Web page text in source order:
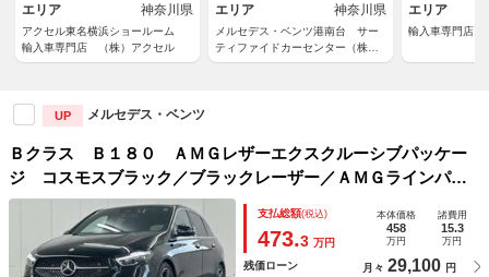
エリア
神奈川県
アクセル東名横浜ショールーム
輸入車専門店 （株）アクセル
ト
エリア
神奈川県
メルセデス・ベンツ港南台 サー
ティファイドカーセンター（株）
シュテルン世田谷
エリア
輸入車専門店
UP メルセデス・ベンツ
Ｂクラス Ｂ１８０ ＡＭＧレザーエクスクルーシブパッケー
ジ コスモスブラック／ブラックレーザー／ＡＭＧラインパッ
ケージ／ＡＭＧレザーエクスクルーシブパッケージ／アダプテ
ィブダハイビームアシスト・プラス／プライバシーガラス／ア
ンビエントライト６４色／ドライブレコ
支払総額(税込)
473.3 万円
本体価格
458
万円
諸費用
15.3
万円
残価ローン 月々 29,100 円